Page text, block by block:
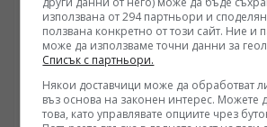
натиск. В същото време западната
отчита, че стратегията за
тилови линии не дава очаквания
Москва подготвя мащабни
защитата на своето въздушно
есенно-зимния период.
използвана от 294 партньори и
ползвана конкретно от този сайт. Ние и
може да използваме точни данни за
Списък с партньори.
Някои доставчици може да обработват
въз основа на законен интерес. Можете
това, като управлявате опциите чрез